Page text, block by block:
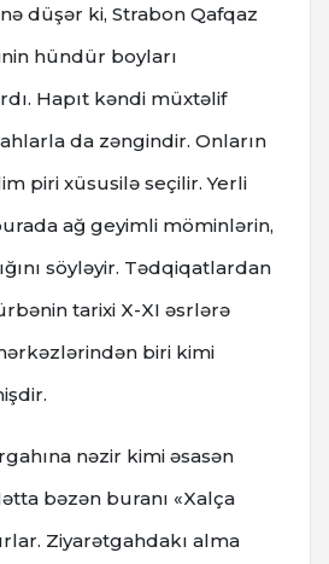
düşər ki, Strabon Qafqaz
hündür boyları
Hapıt kəndi müxtəlif
da zəngindir. Onların
piri xüsusilə seçilir. Yerli
ağ geyimli möminlərin,
söyləyir. Tədqiqatlardan
tarixi X-XI əsrlərə
biri kimi
nəzir kimi əsasən
bəzən buranı «Xalça
Ziyarətgahdakı alma